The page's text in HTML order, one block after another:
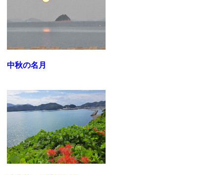
中秋の名月